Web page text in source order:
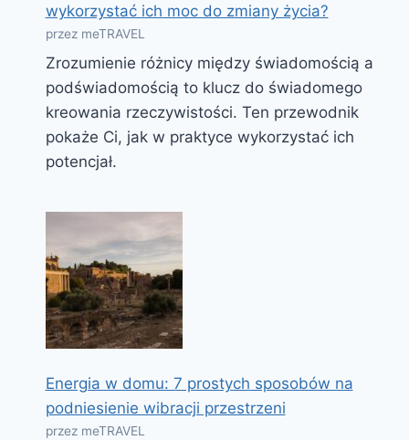
wykorzystać ich moc do zmiany życia?
przez meTRAVEL
Zrozumienie różnicy między świadomością a
podświadomością to klucz do świadomego
kreowania rzeczywistości. Ten przewodnik
pokaże Ci, jak w praktyce wykorzystać ich
potencjał.
Energia w domu: 7 prostych sposobów na
podniesienie wibracji przestrzeni
przez meTRAVEL